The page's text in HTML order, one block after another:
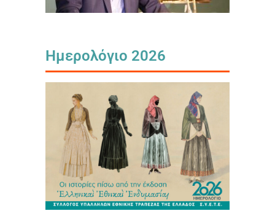
Ημερολόγιο 2026